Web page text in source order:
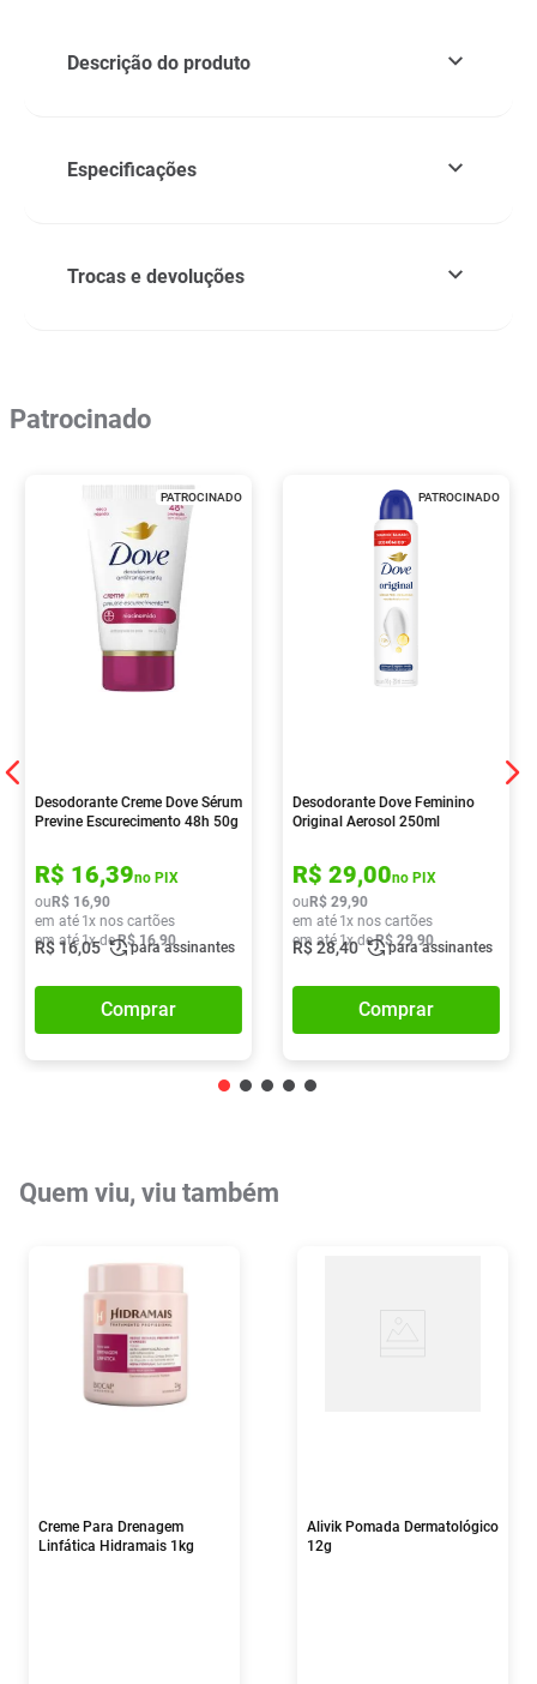
Descrição do produto
Especificações
Trocas e devoluções
Patrocinado
PATROCINADO
Desodorante Creme Dove Sérum
Previne Escurecimento 48h 50g
R$ 16,39no PIX
ou R$ 16,90
em até 1x nos cartões
em até1x deR$ 16,90
R$16,05 para assinantes
Comprar
PATROCINADO
Desodorante Dove Feminino
Original Aerosol 250ml
R$ 29,00no PIX
ou R$ 29,90
em até 1x nos cartões
em até 1x deR$ 29,90
R$28,40 para assinantes
Comprar
Quem viu, viu também
Creme Para Drenagem
Linfática Hidramais 1kg
Alivik Pomada Dermatológico
12g